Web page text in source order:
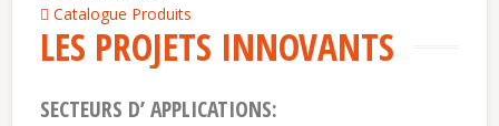
Catalogue Produits
LES PROJETS INNOVANTS
SECTEURS D’ APPLICATIONS: